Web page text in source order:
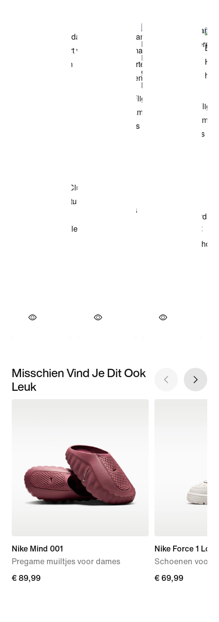
Misschien Vind Je Dit Ook
Leuk
Nike Mind 001
Pregame muiltjes voor dames
€ 89,99
€ 89,99
Nike Force 1 Low
Schoenen voor
€ 69,99
€ 69,99